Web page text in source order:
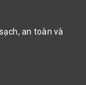
an toàn và